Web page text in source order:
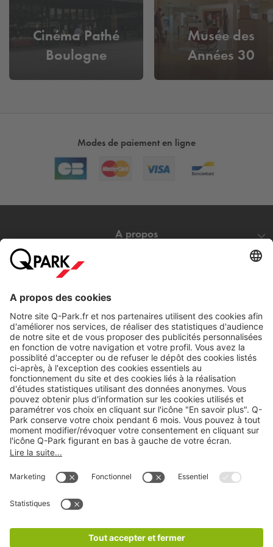
Cinéma Pathé
Boulogne
Musée des
Années 30
Modes de paiement en ligne
A propos
Nos services
Cookies
Copyright
CGV
Déclaration de confidentialité
* Réduction appliquée par rapport aux tarifs d'un
stationnement sur place